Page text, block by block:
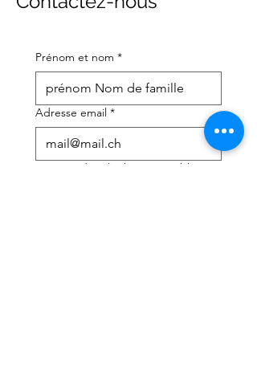
Prénom et nom *
Adresse email *
Numéro de téléphone portable